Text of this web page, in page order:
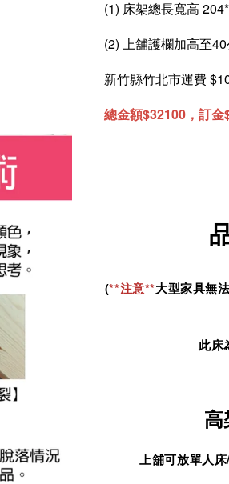
(1) 床架總長寬高
(2) 上舖護欄加高至
新竹縣竹北市運費
總金額$32100，訂金
(**注意**大型家具無
此床
高
上舖可放單人